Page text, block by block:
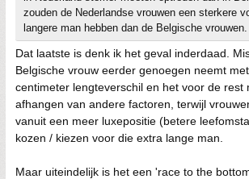
zouden de Nederlandse vrouwen een sterkere
langere man hebben dan de Belgische vrouwen.
Dat laatste is denk ik het geval inderdaad.
Belgische vrouw eerder genoegen neemt
centimeter lengteverschil en het voor de rest
afhangen van andere factoren, terwijl
vanuit een meer luxepositie (betere
kozen / kiezen voor die extra lange man.
Maar uiteindelijk is het een 'race to the